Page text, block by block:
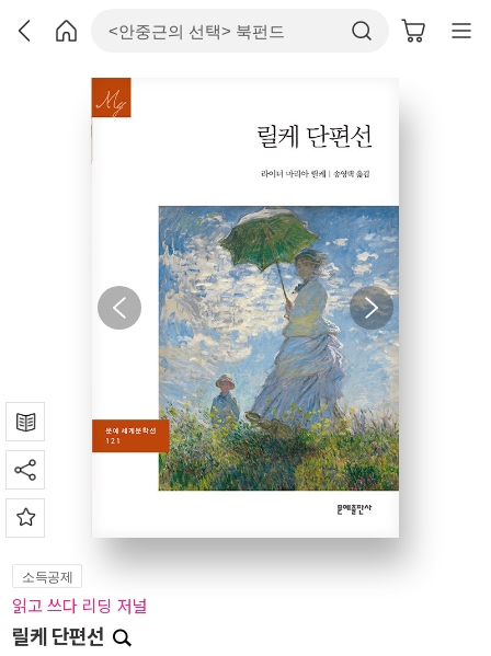
소득공제
읽고 쓰다 리딩 저널
릴케 단편선